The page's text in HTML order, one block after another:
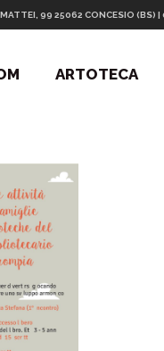
99 25062 CONCESIO (BS)
ARTOTECA